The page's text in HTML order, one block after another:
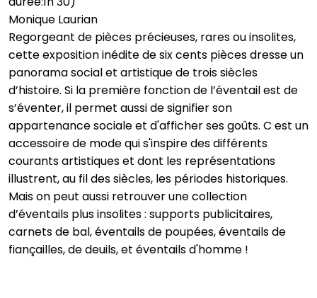
Monique Laurian
Regorgeant de pièces précieuses, rares ou insolites,
cette exposition inédite de six cents pièces dresse un
panorama social et artistique de trois siècles
d’histoire. Si la première fonction de l’éventail est de
s’éventer, il permet aussi de signifier son
appartenance sociale et d'afficher ses goûts. C est un
accessoire de mode qui s'inspire des différents
courants artistiques et dont les représentations
illustrent, au fil des siècles, les périodes historiques.
Mais on peut aussi retrouver une collection
d’éventails plus insolites : supports publicitaires,
carnets de bal, éventails de poupées, éventails de
fiançailles, de deuils, et éventails d'homme !